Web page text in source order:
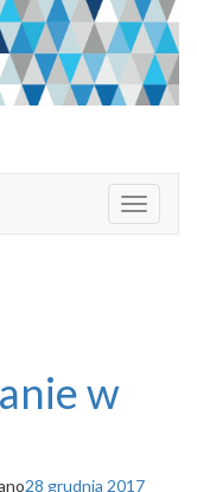
T
o
w
28 grudnia 2017